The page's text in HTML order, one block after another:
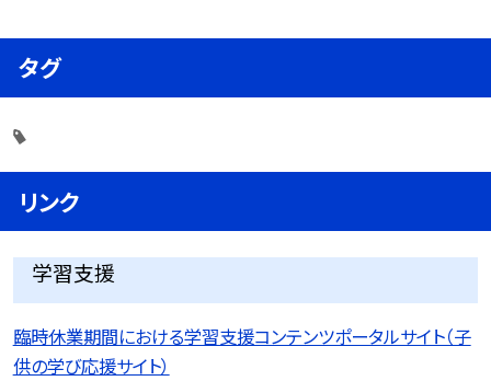
タグ
リンク
学習支援
臨時休業期間における学習支援コンテンツポータルサイト（子
供の学び応援サイト）